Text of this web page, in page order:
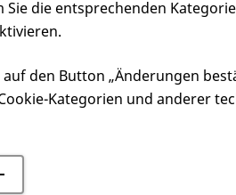
Wenn
die entsprechenden
den Button „Änderungen
Kategorien und anderer